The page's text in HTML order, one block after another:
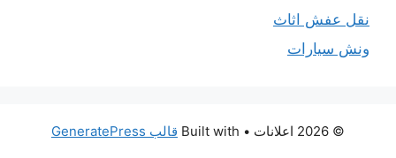
نقل عفش اثاث
ونش سيارات
© 2026 اعلانات • Built with قالب GeneratePress